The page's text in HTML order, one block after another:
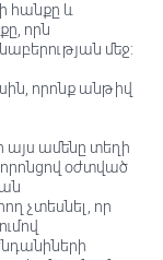
հանքը և
որն
մեջ:
որոնք անթիվ
այս ամենը տեղի
որոնցով օժտված
չտեսնել, որ